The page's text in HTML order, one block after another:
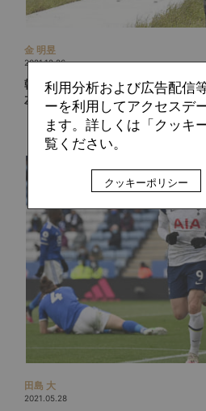
金 明昱
2021.12.26
韓国人選手を苦しめる「兵役」と
左右する“義務”に彼らはどう向き
田島 大
2021.05.28
利用分析および広告配信
ーを利用してアクセスデ
ます。詳しくは「クッキ
覧ください。
クッキーポリシー